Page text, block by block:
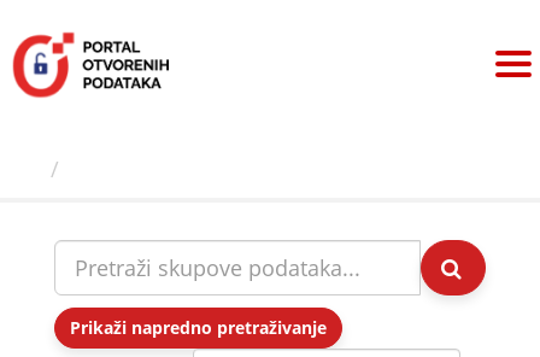
sadržaj
Prikaži napredno pretraživanje